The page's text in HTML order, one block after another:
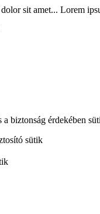
sit amet... Lorem
biztonság érdekében
sütik